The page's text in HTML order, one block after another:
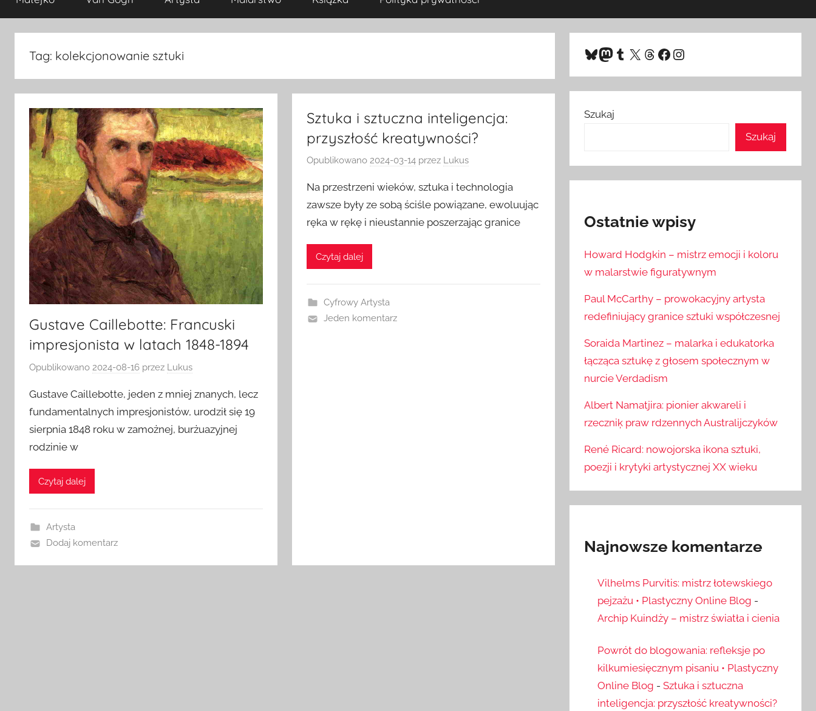
Tag: kolekcjonowanie sztuki
Gustave Caillebotte: Francuski
impresjonista w latach 1848-1894
Opublikowano 2024-08-16 przez Lukus
Gustave Caillebotte, jeden z mniej znanych, lecz
fundamentalnych impresjonistów, urodził się 19
sierpnia 1848 roku w zamożnej, burżuazyjnej
rodzinie w
Czytaj dalej
Artysta
Dodaj komentarz
Sztuka i sztuczna inteligencja:
przyszłość kreatywności?
Opublikowano2024-03-14 przez Lukus
Na przestrzeni wieków, sztuka i technologia
zawsze były ze sobą ściśle powiązane, ewoluując
ręka w rękę i nieustannie poszerzając granice
Czytaj dalej
Cyfrowy Artysta
Jeden komentarz
Bluesky
Mastodon
Tumblr
X Threads
Facebook
Instagram
Szukaj
Szukaj
Ostatnie wpisy
Howard Hodgkin – mistrz emocji i koloru
w malarstwie figuratywnym
Paul McCarthy – prowokacyjny artysta
redefiniujący granice sztuki współczesnej
Soraida Martinez – malarka i edukatorka
łącząca sztukę z głosem społecznym w
nurcie Verdadism
Albert Namatjira: pionier akwareli i
rzeczniķ praw rdzennych Australijczyków
René Ricard: nowojorska ikona sztuki,
poezji i krytyki artystycznej XX wieku
Najnowsze komentarze
Vilhelms Purvitis: mistrz łotewskiego
pejzażu • Plastyczny Online Blog -
Archip Kuindży – mistrz światła i cienia
Powrót do blogowania: refleksje po
kilkumiesięcznym pisaniu • Plastyczny
Online Blog - Sztuka i sztuczna
inteligencja: przyszłość kreatywności?